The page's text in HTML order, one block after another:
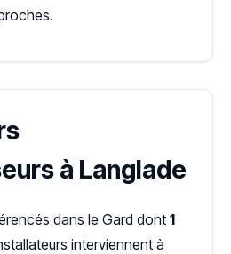
à Langlade
dans le Gard dont 1
interviennent à